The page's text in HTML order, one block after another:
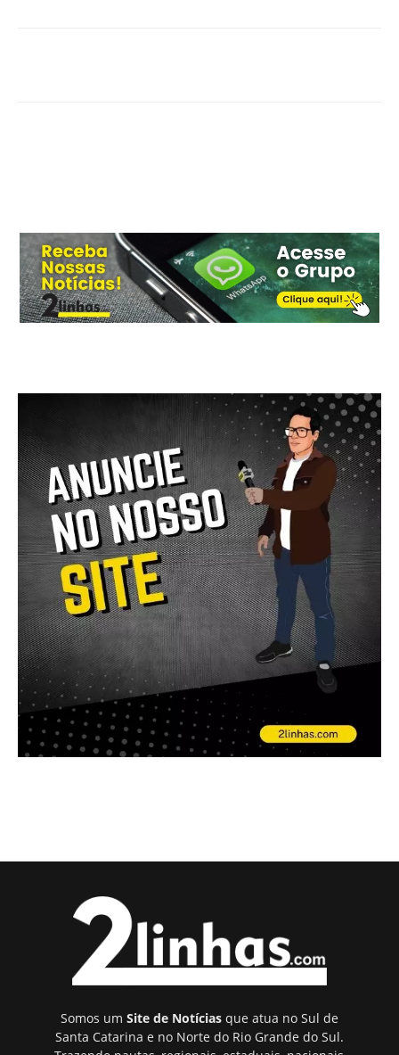
Somos um Site de Notíciasque atua no Sul de
Santa Catarina e no Norte do Rio Grande do Sul.